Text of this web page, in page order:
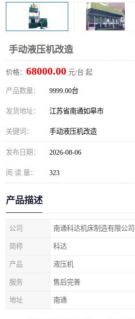
手动液压机改造
价格： 68000.00 元/台 起
产品数量： 9999.00台
发货地址： 江苏省南通如皋市
关键词： 手动液压机改造
发布日期： 2026-08-06
阅 读 量： 323
产品描述
公司 南通科达机床制造有限公司
简称 科达
产品 液压机
服务 售后完善
地址 南通